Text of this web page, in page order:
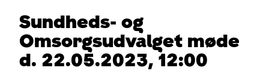
Sundheds- og
Omsorgsudvalget møde
d. 22.05.2023, 12:00